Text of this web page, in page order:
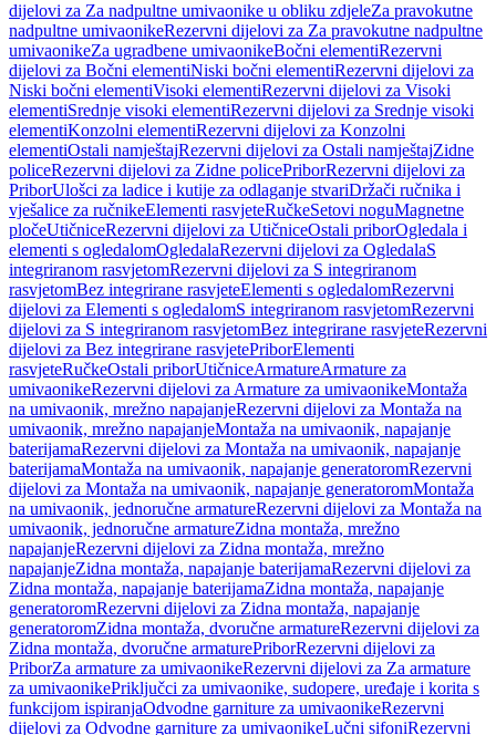
dijelovi za Za nadpultne umivaonike u obliku zdjeleZa pravokutne
nadpultne umivaonikeRezervni dijelovi za Za pravokutne nadpultne
umivaonikeZa ugradbene umivaonikeBočni elementiRezervni
dijelovi za Bočni elementiNiski bočni elementiRezervni dijelovi za
Niski bočni elementiVisoki elementiRezervni dijelovi za Visoki
elementiSrednje visoki elementiRezervni dijelovi za Srednje visoki
elementiKonzolni elementiRezervni dijelovi za Konzolni
elementiOstali namještajRezervni dijelovi za Ostali namještajZidne
policeRezervni dijelovi za Zidne policePriborRezervni dijelovi za
PriborUlošci za ladice i kutije za odlaganje stvariDržači ručnika i
vješalice za ručnikeElementi rasvjeteRučkeSetovi noguMagnetne
pločeUtičniceRezervni dijelovi za UtičniceOstali priborOgledala i
elementi s ogledalomOgledalaRezervni dijelovi za OgledalaS
integriranom rasvjetomRezervni dijelovi za S integriranom
rasvjetomBez integrirane rasvjeteElementi s ogledalomRezervni
dijelovi za Elementi s ogledalomS integriranom rasvjetomRezervni
dijelovi za S integriranom rasvjetomBez integrirane rasvjeteRezervni
dijelovi za Bez integrirane rasvjetePriborElementi
rasvjeteRučkeOstali priborUtičniceArmatureArmature za
umivaonikeRezervni dijelovi za Armature za umivaonikeMontaža
na umivaonik, mrežno napajanjeRezervni dijelovi za Montaža na
umivaonik, mrežno napajanjeMontaža na umivaonik, napajanje
baterijamaRezervni dijelovi za Montaža na umivaonik, napajanje
baterijamaMontaža na umivaonik, napajanje generatoromRezervni
dijelovi za Montaža na umivaonik, napajanje generatoromMontaža
na umivaonik, jednoručne armatureRezervni dijelovi za Montaža na
umivaonik, jednoručne armatureZidna montaža, mrežno
napajanjeRezervni dijelovi za Zidna montaža, mrežno
napajanjeZidna montaža, napajanje baterijamaRezervni dijelovi za
Zidna montaža, napajanje baterijamaZidna montaža, napajanje
generatoromRezervni dijelovi za Zidna montaža, napajanje
generatoromZidna montaža, dvoručne armatureRezervni dijelovi za
Zidna montaža, dvoručne armaturePriborRezervni dijelovi za
PriborZa armature za umivaonikeRezervni dijelovi za Za armature
za umivaonikePriključci za umivaonike, sudopere, uređaje i korita s
funkcijom ispiranjaOdvodne garniture za umivaonikeRezervni
dijelovi za Odvodne garniture za umivaonikeLučni sifoniRezervni